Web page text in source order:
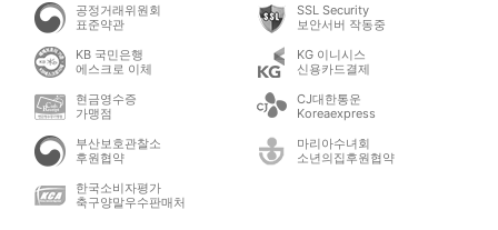
공정거래위원회
표준약관
SSL Security
보안서버 작동중
KB 국민은행
에스크로 이체
KG 이니시스
신용카드결제
현금영수증
가맹점
CJ대한통운
Koreaexpress
부산보호관찰소
후원협약
마리아수녀회
소년의집후원협약
한국소비자평가
축구양말우수판매처